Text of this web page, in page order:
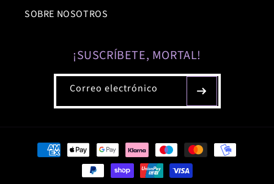
SOBRE NOSOTROS
¡SUSCRÍBETE, MORTAL!
Correo electrónico
Formas
pago